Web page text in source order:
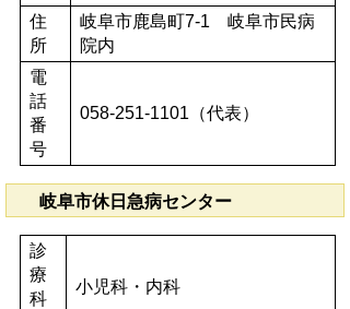
住
所
岐阜市鹿島町7-1 岐阜市民病
院内
電
話
番
号
058-251-1101（代表）
岐阜市休日急病センター
診
療
科
小児科・内科